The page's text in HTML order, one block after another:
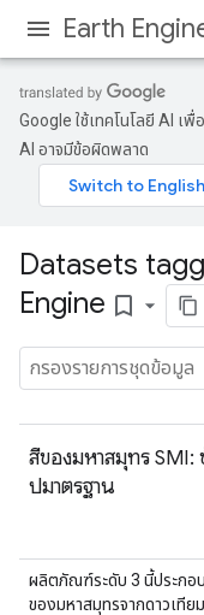
Earth
Google ใช้เทคโนโลยี AI เ
AI อาจมีข้อผิดพลาด
Datasets
Engine bookmark_border
สีของมหาสมุทร
ปมาตรฐาน
ผลิตภัณฑ์ระดับ 3 นี้ประกอ
ของมหาสมุทรจากดาวเที